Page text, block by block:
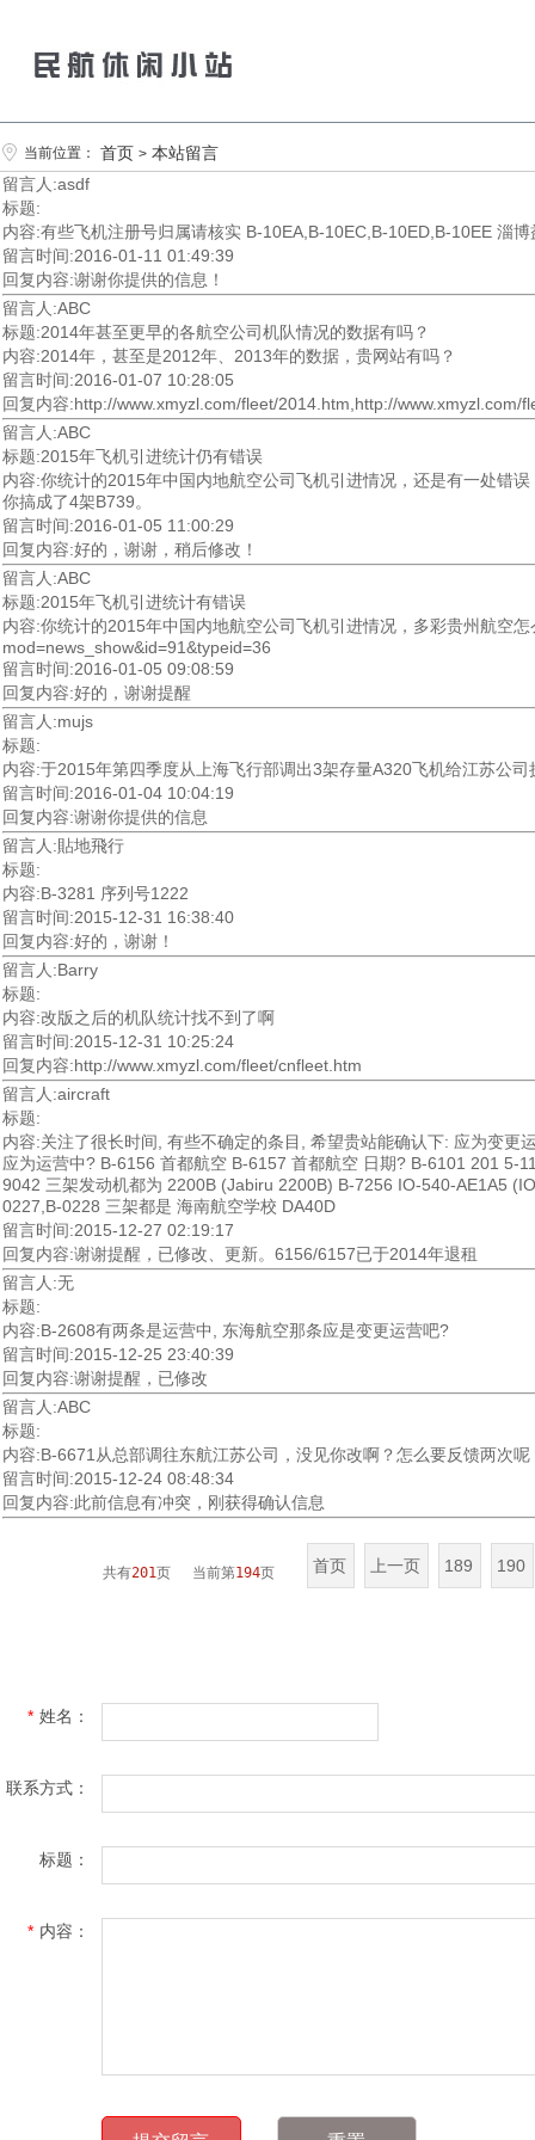
当前位置： 首页 > 本站留言
留言人:asdf
标题:
内容:有些飞机注册号归属请核实 B-10EA,B-10EC,B-10ED,B-10EE 淄
留言时间:2016-01-11 01:49:39
回复内容:谢谢你提供的信息！
留言人:ABC
标题:2014年甚至更早的各航空公司机队情况的数据有吗？
内容:2014年，甚至是2012年、2013年的数据，贵网站有吗？
留言时间:2016-01-07 10:28:05
回复内容:http://www.xmyzl.com/fleet/2014.htm,http://www.xmyzl.com/
留言人:ABC
标题:2015年飞机引进统计仍有错误
内容:你统计的2015年中国内地航空公司飞机引进情况，还是有一处错
你搞成了4架B739。
留言时间:2016-01-05 11:00:29
回复内容:好的，谢谢，稍后修改！
留言人:ABC
标题:2015年飞机引进统计有错误
内容:你统计的2015年中国内地航空公司飞机引进情况，多彩贵州航空
mod=news_show&id=91&typeid=36
留言时间:2016-01-05 09:08:59
回复内容:好的，谢谢提醒
留言人:mujs
标题:
内容:于2015年第四季度从上海飞行部调出3架存量A320飞机给江苏公
留言时间:2016-01-04 10:04:19
回复内容:谢谢你提供的信息
留言人:貼地飛行
标题:
内容:B-3281 序列号1222
留言时间:2015-12-31 16:38:40
回复内容:好的，谢谢！
留言人:Barry
标题:
内容:改版之后的机队统计找不到了啊
留言时间:2015-12-31 10:25:24
回复内容:http://www.xmyzl.com/fleet/cnfleet.htm
留言人:aircraft
标题:
内容:关注了很长时间, 有些不确定的条目, 希望贵站能确认下: 应为变
应为运营中? B-6156 首都航空 B-6157 首都航空 日期? B-6101 201
9042 三架发动机都为 2200B (Jabiru 2200B) B-7256 IO-540-AE1A5
0227,B-0228 三架都是 海南航空学校 DA40D
留言时间:2015-12-27 02:19:17
回复内容:谢谢提醒，已修改、更新。6156/6157已于2014年退租
留言人:无
标题:
内容:B-2608有两条是运营中, 东海航空那条应是变更运营吧?
留言时间:2015-12-25 23:40:39
回复内容:谢谢提醒，已修改
留言人:ABC
标题:
内容:B-6671从总部调往东航江苏公司，没见你改啊？怎么要反馈两次呢
留言时间:2015-12-24 08:48:34
回复内容:此前信息有冲突，刚获得确认信息
共有201页 当前第194页 首页 上一页 189 190
* 姓名：
联系方式：
标题：
* 内容：